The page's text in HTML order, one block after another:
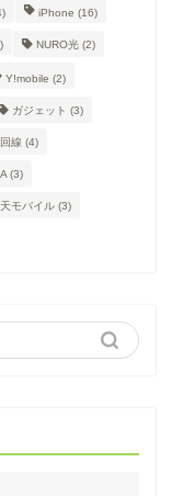
iPhone (16)
NURO光 (2)
Y!mobile (2)
ガジェット (3)
線 (4)
(3)
モバイル (3)